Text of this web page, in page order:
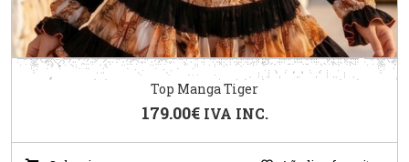
Top Manga Tiger
179.00€ IVA INC.